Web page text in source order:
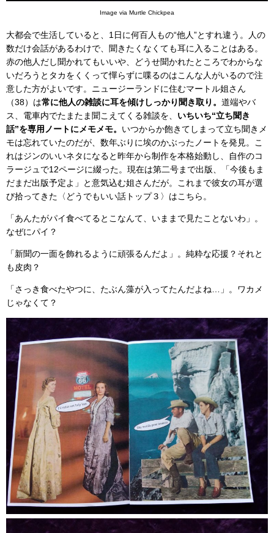
Image via Murtle Chickpea
大都会で生活していると、1日に何百人もの“他人”とすれ違う。人の
数だけ会話があるわけで、聞きたくなくても耳に入ることはある。
赤の他人だし聞かれてもいいや、どうせ聞かれたところでわからな
いだろうとタカをくくって憚らずに喋るのはこんな人がいるので注
意した方がよいです。ニュージーランドに住むマートル姐さん
（38）は常に他人の雑談に耳を傾けしっかり聞き取り。 道端やバ
ス、電車内でたまたま聞こえてくる雑談を、 いちいち“立ち聞き
話”を専用ノートにメモメモ。 いつからか飽きてしまって立ち聞きメ
モは忘れていたのだが、数年ぶりに埃のかぶったノートを発見。こ
れはジンのいいネタになると昨年から制作を本格始動し、自作のコ
ラージュで12ページに綴った。現在は第二号まで出版、「今後もま
だまだ出版予定よ」と意気込む姐さんだが。これまで彼女の耳が選
び拾ってきた〈どうでもいい話トップ３〉はこちら。
「あんたがパイ食べてるとこなんて、いままで見たことないわ」。
なぜにパイ？
「新聞の一面を飾れるように頑張るんだよ」。純粋な応援？それと
も皮肉？
「さっき食べたやつに、たぶん藻が入ってたんだよね…」。ワカメ
じゃなくて？